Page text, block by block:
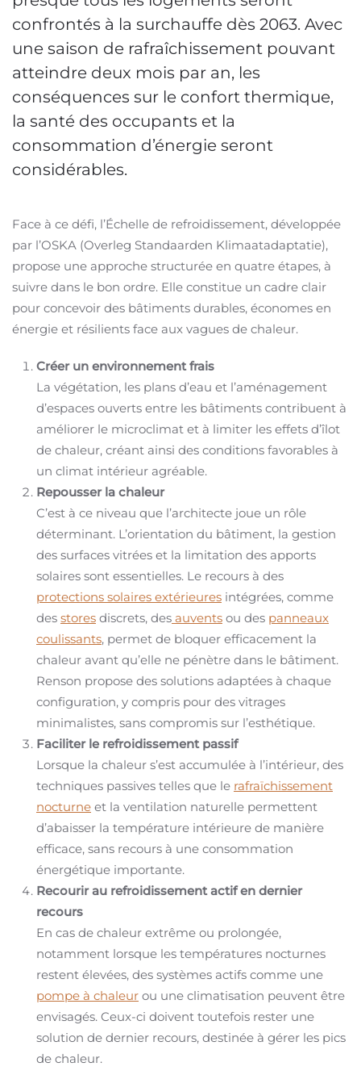
confrontés à la surchauffe dès 2063. Avec
une saison de rafraîchissement pouvant
atteindre deux mois par an, les
conséquences sur le confort thermique,
la santé des occupants et la
consommation d’énergie seront
considérables.
Face à ce défi, l’Échelle de refroidissement, développée
par l’OSKA (Overleg Standaarden Klimaatadaptatie),
propose une approche structurée en quatre étapes, à
suivre dans le bon ordre. Elle constitue un cadre clair
pour concevoir des bâtiments durables, économes en
énergie et résilients face aux vagues de chaleur.
Créer un environnement frais
La végétation, les plans d’eau et l’aménagement
d’espaces ouverts entre les bâtiments contribuent à
améliorer le microclimat et à limiter les effets d’îlot
de chaleur, créant ainsi des conditions favorables à
un climat intérieur agréable.
Repousser la chaleur
C’est à ce niveau que l’architecte joue un rôle
déterminant. L’orientation du bâtiment, la gestion
des surfaces vitrées et la limitation des apports
solaires sont essentielles. Le recours à des
protections solaires extérieures intégrées, comme
des stores discrets, des auvents ou des panneaux
coulissants, permet de bloquer efficacement la
chaleur avant qu’elle ne pénètre dans le bâtiment.
Renson propose des solutions adaptées à chaque
configuration, y compris pour des vitrages
minimalistes, sans compromis sur l’esthétique.
Faciliter le refroidissement passif
Lorsque la chaleur s’est accumulée à l’intérieur, des
techniques passives telles que le rafraïchissement
nocturne et la ventilation naturelle permettent
d’abaisser la température intérieure de manière
efficace, sans recours à une consommation
énergétique importante.
Recourir au refroidissement actif en dernier
recours
En cas de chaleur extrême ou prolongée,
notamment lorsque les températures nocturnes
restent élevées, des systèmes actifs comme une
pompe à chaleur ou une climatisation peuvent être
envisagés. Ceux-ci doivent toutefois rester une
solution de dernier recours, destinée à gérer les pics
de chaleur.